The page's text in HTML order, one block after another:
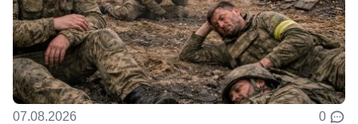
07.08.2026 0